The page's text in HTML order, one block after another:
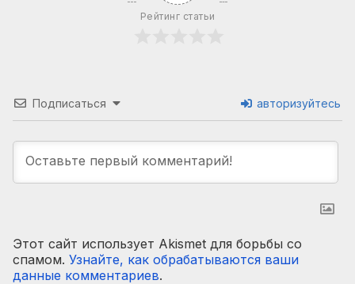
Рейтинг статьи
Подписаться авторизуйтесь
Этот сайт использует Akismet для борьбы со
спамом. Узнайте, как обрабатываются ваши
данные комментариев.